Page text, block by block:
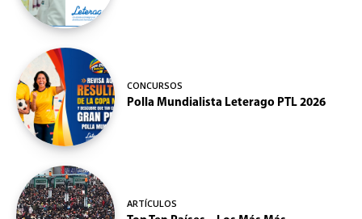
CONCURSOS
Polla Mundialista Leterago PTL 2026
ARTÍCULOS